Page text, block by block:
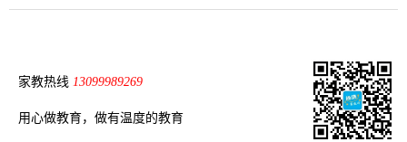
家教热线 13099989269
用心做教育，做有温度的教育